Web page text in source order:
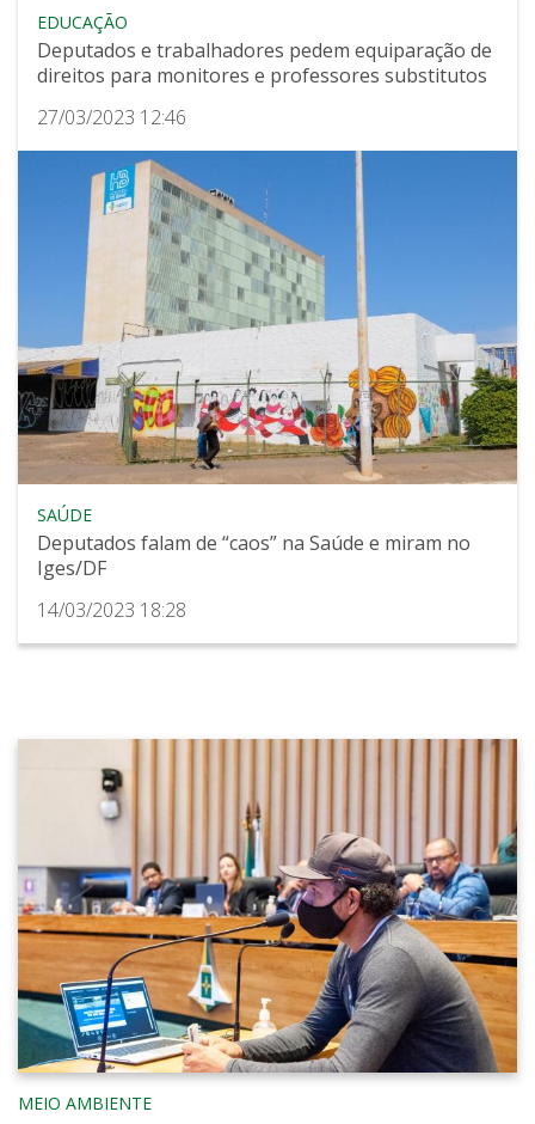
EDUCAÇÃO
Deputados e trabalhadores pedem equiparação de
direitos para monitores e professores substitutos
27/03/2023 12:46
SAÚDE
Deputados falam de “caos” na Saúde e miram no
Iges/DF
14/03/2023 18:28
MEIO AMBIENTE